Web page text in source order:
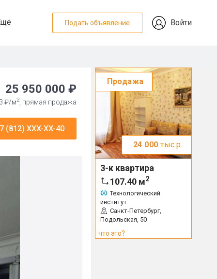
Подать объявление Войти
25 950 000 ₽
₽/м2, прямая продажа
(812) XXX-XX-40
Продажа
24 000 тыс.р.
3-к квартира
107.40 м2
Технологический
институт
Санкт-Петербург,
Подольская, 50
что это?